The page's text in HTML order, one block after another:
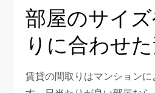
部屋のサイ
りに合わせ
賃貸の間取りはマンション